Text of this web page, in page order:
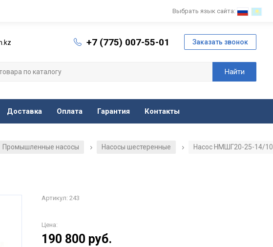
Выбрать язык сайта:
+7 (775) 007-55-01
Доставка Оплата Гарантия Контакты
Промышленные насосы / Насосы шестеренные / Насос НМШГ20-25-14/10
Артикул: 243
Цена:
190 800 руб.